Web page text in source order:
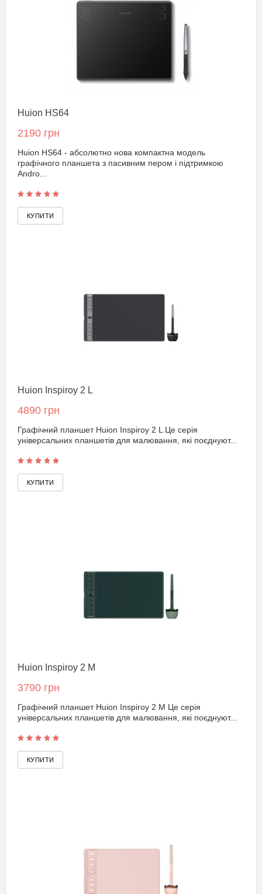
Huion HS64
2190 грн
Huion HS64 - абсолютно нова компактна модель
графічного планшета з пасивним пером і підтримкою
Andro...
Huion Inspiroy 2 L
4890 грн
Графічний планшет Huion Inspiroy 2 L Це серія
універсальних планшетів для малювання, які поєднуют...
Huion Inspiroy 2 M
3790 грн
Графічний планшет Huion Inspiroy 2 M Це серія
універсальних планшетів для малювання, які поєднуют...